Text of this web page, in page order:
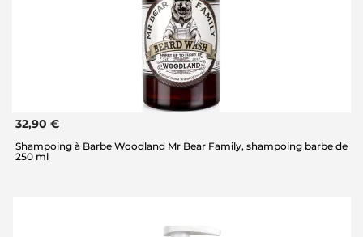
32,90 €
Shampoing à Barbe Woodland Mr Bear Family, shampoing barbe de
250 ml